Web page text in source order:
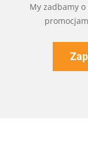
My zadbamy